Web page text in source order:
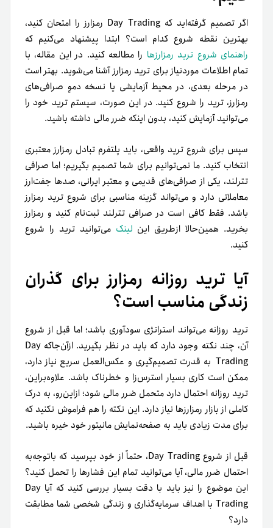
اگر تصمیم گرفته‌اید که Day Trading رمزارز را امتحان کنید،
بهترین نقطه شروع کدام است؟ ابتدا پیشنهاد می‌کنیم که
راهنمای شروع ترید رمزارزها را مطالعه کنید. در این مقاله، با
تمام اطلاعات موردنیاز برای ترید رمزارز آشنا می‌شوید. بهتر است
در مرحله بعدی، در محیط آزمایشی یا نسخه دموِ صرافی‌های
رمزارز، ترید را شروع کنید. در این صورت، سیستم ترید خود را
می‌توانید آزمایش کنید، بدون اینکه ضرر مالی داشته باشید.
سپس برای شروع ترید واقعی، باید پلتفرم تبادل رمزارز معتبری
انتخاب کنید. ما نمی‌توانیم برای شما تصمیم بگیریم؛ اما صرافی
تترلند، یکی از صرافی‌های قدیمی‌ و معتبر ایرانی، صدها جفت‌ارز
معاملاتی‌ دارد و می‌تواند گزینه مناسبی برای شروع ترید رمزارز
باشد. فقط کافی‌ است در صرافی تترلند ثبت‌نام کنید و رمزارز
بخرید. همین‌حالا از‌طریق این لینک می‌توانید ترید را شروع
کنید.
آیا ترید روزانه رمزارز برای گذران
زندگی مناسب است؟
ترید روزانه می‌تواند استراتژی سودآوری باشد؛ اما قبل از شروع
آن، چند نکته وجود دارد که باید در نظر بگیرید. از‌آن‌جاکه Day
Trading به قدرت تصمیم‌گیری و عکس‌العمل سریع نیاز دارد،
ممکن است کاری بسیار استرس‌زا و خطرناک باشد. علاوه‌براین،
ترید روزانه احتمال دارد متحمل ضرر مالی شود؛ ازاین‌رو، به درک
کاملی از بازار رمزارزها نیاز دارد. این نکته را هم فراموش نکنید که
برای مدت زیادی باید به صفحه‌نمایش مانیتور خود خیره باشید.
قبل از شروع Day Trading، حتماً از خود بپرسید که باتوجه‌به
احتمال ضرر مالی، آیا می‌توانید تمام این فشارها را تحمل کنید؟
این موضوع را نیز باید با دقت بسیار بررسی کنید که آیا Day
Trading با اهداف سرمایه‌گذاری و زندگی شخصی شما مطابقت
دارد؟